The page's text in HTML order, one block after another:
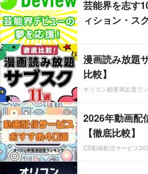
芸能界を志す
ィション・ス
漫画読み放題
比較】
オリコン顧客満足度ラ
2026年動画配
【徹底比較】
CS動画配信サービス20